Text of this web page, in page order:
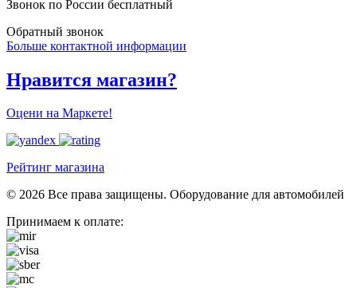
Звонок по России бесплатный
Обратный звонок
Больше контактной информации
Нравится магазин?
Оцени на Маркете!
Рейтинг магазина
© 2026 Все права защищены. Оборудование для автомобилей
Принимаем к оплате: